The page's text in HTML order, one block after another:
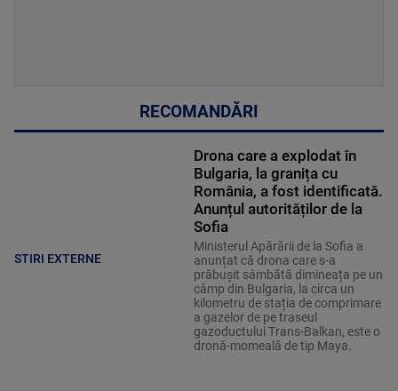
RECOMANDĂRI
STIRI EXTERNE
Drona care a explodat în
Bulgaria, la granița cu
România, a fost identificată.
Anunțul autorităților de la
Sofia
Ministerul Apărării de la Sofia a
anunțat că drona care s-a
prăbușit sâmbătă dimineața pe un
câmp din Bulgaria, la circa un
kilometru de stația de comprimare
a gazelor de pe traseul
gazoductului Trans-Balkan, este o
dronă-momeală de tip Maya.